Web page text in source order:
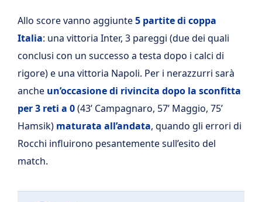
Allo score vanno aggiunte5 partite di coppa
Italia: una vittoria Inter, 3 pareggi (due dei quali
conclusi con un successo a testa dopo i calci di
rigore) e una vittoria Napoli. Per i nerazzurri sarà
anche un’occasione di rivincita dopo la sconfitta
per 3 reti a 0(43’ Campagnaro, 57’ Maggio, 75’
Hamsik) maturata all’andata, quando gli errori di
Rocchi influirono pesantemente sull’esito del
match.